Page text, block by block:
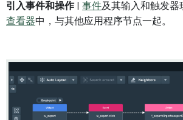
引入事件和操作| 事件及其输入和触发器
查看器中，与其他应用程序节点一起。